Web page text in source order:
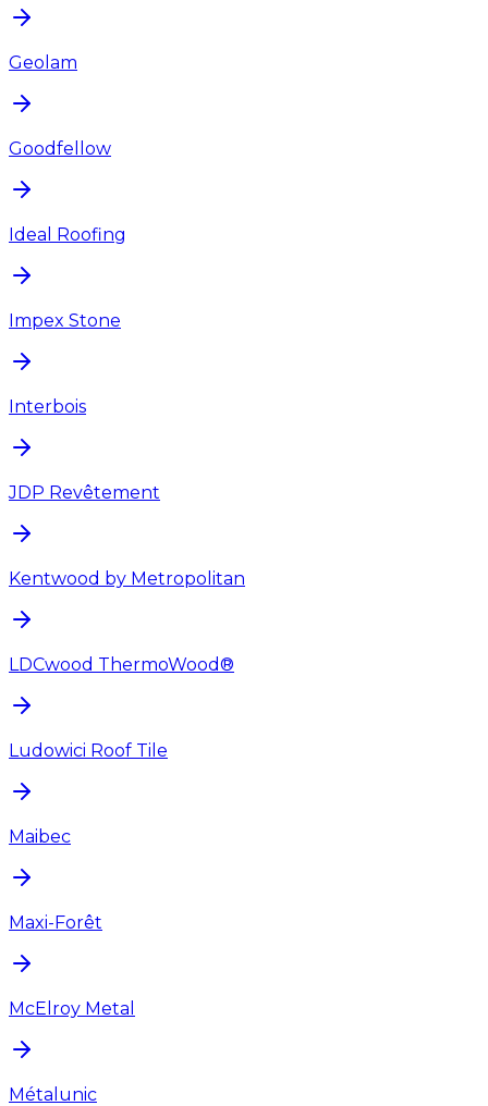
Geolam
Goodfellow
Ideal Roofing
Impex Stone
Interbois
JDP Revêtement
Kentwood by Metropolitan
LDCwood ThermoWood®
Ludowici Roof Tile
Maibec
Maxi-Forêt
McElroy Metal
Métalunic